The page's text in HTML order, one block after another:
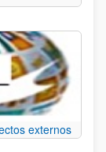
externos